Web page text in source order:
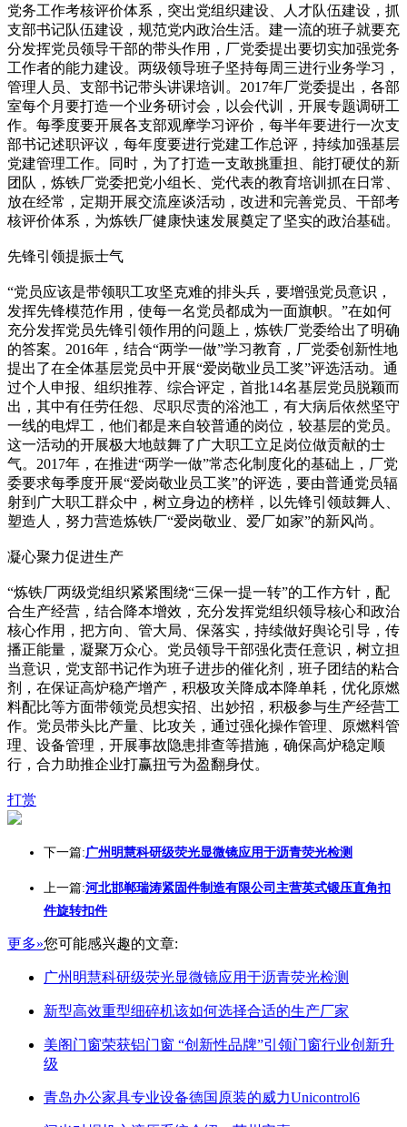
党务工作考核评价体系，突出党组织建设、人才队伍建设，抓
支部书记队伍建设，规范党内政治生活。建一流的班子就要充
分发挥党员领导干部的带头作用，厂党委提出要切实加强党务
工作者的能力建设。两级领导班子坚持每周三进行业务学习，
管理人员、支部书记带头讲课培训。2017年厂党委提出，各部
室每个月要打造一个业务研讨会，以会代训，开展专题调研工
作。每季度要开展各支部观摩学习评价，每半年要进行一次支
部书记述职评议，每年度要进行党建工作总评，持续加强基层
党建管理工作。同时，为了打造一支敢挑重担、能打硬仗的新
团队，炼铁厂党委把党小组长、党代表的教育培训抓在日常、
放在经常，定期开展交流座谈活动，改进和完善党员、干部考
核评价体系，为炼铁厂健康快速发展奠定了坚实的政治基础。
先锋引领提振士气
“党员应该是带领职工攻坚克难的排头兵，要增强党员意识，
发挥先锋模范作用，使每一名党员都成为一面旗帜。”在如何
充分发挥党员先锋引领作用的问题上，炼铁厂党委给出了明确
的答案。2016年，结合“两学一做”学习教育，厂党委创新性地
提出了在全体基层党员中开展“爱岗敬业员工奖”评选活动。通
过个人申报、组织推荐、综合评定，首批14名基层党员脱颖而
出，其中有任劳任怨、尽职尽责的浴池工，有大病后依然坚守
一线的电焊工，他们都是来自较普通的岗位，较基层的党员。
这一活动的开展极大地鼓舞了广大职工立足岗位做贡献的士
气。2017年，在推进“两学一做”常态化制度化的基础上，厂党
委要求每季度开展“爱岗敬业员工奖”的评选，要由普通党员辐
射到广大职工群众中，树立身边的榜样，以先锋引领鼓舞人、
塑造人，努力营造炼铁厂“爱岗敬业、爱厂如家”的新风尚。
凝心聚力促进生产
“炼铁厂两级党组织紧紧围绕“三保一提一转”的工作方针，配
合生产经营，结合降本增效，充分发挥党组织领导核心和政治
核心作用，把方向、管大局、保落实，持续做好舆论引导，传
播正能量，凝聚万众心。党员领导干部强化责任意识，树立担
当意识，党支部书记作为班子进步的催化剂，班子团结的粘合
剂，在保证高炉稳产增产，积极攻关降成本降单耗，优化原燃
料配比等方面带领党员想实招、出妙招，积极参与生产经营工
作。党员带头比产量、比攻关，通过强化操作管理、原燃料管
理、设备管理，开展事故隐患排查等措施，确保高炉稳定顺
行，合力助推企业打赢扭亏为盈翻身仗。
打赏
下一篇:广州明慧科研级荧光显微镜应用于沥青荧光检测
上一篇:河北邯郸瑞涛紧固件制造有限公司主营英式锻压直角扣
件旋转扣件
更多»您可能感兴趣的文章:
广州明慧科研级荧光显微镜应用于沥青荧光检测
新型高效重型细碎机该如何选择合适的生产厂家
美阁门窗荣获铝门窗 “创新性品牌”引领门窗行业创新升
级
青岛办公家具专业设备德国原装的威力Unicontrol6